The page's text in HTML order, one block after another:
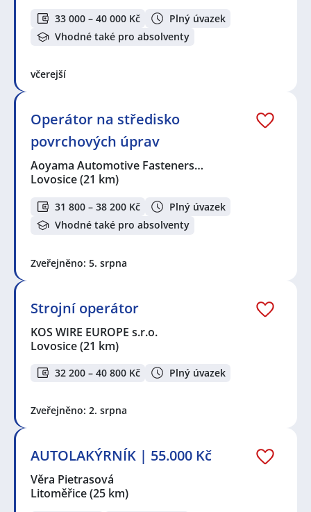
33 000 – 40 000 Kč
Plný úvazek
Vhodné také pro absolventy
včerejší
Operátor na středisko
povrchových úprav
Aoyama Automotive Fasteners…
Lovosice(21 km)
31 800 – 38 200 Kč
Plný úvazek
Vhodné také pro absolventy
Zveřejněno: 5. srpna
Strojní operátor
KOS WIRE EUROPE s.r.o.
Lovosice(21 km)
32 200 – 40 800 Kč Plný úvazek
Zveřejněno: 2. srpna
AUTOLAKÝRNÍK | 55.000 Kč
Věra Pietrasová
Litoměřice(25 km)